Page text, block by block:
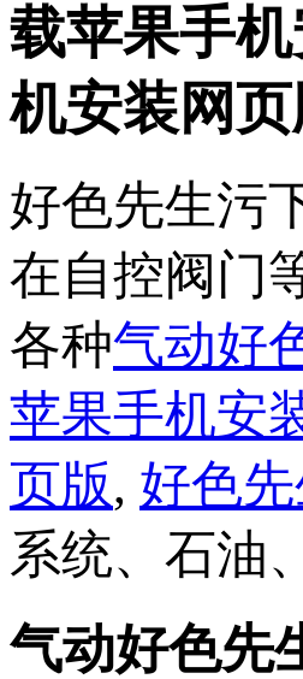
载苹果手
机安装网
好色先生污
在自控阀门
各种气动好
苹果手机安
页版, 好色
系统、石油
气动好色先